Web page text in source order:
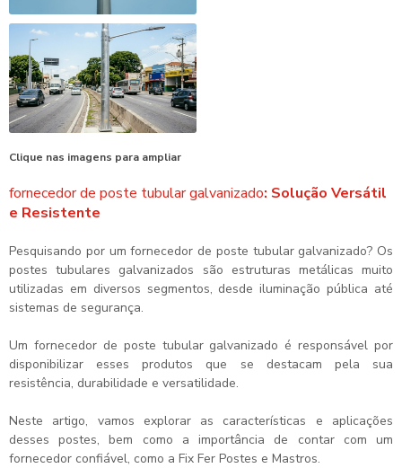
Clique nas imagens para ampliar
fornecedor de poste tubular galvanizado: Solução Versátil
e Resistente
Pesquisando por umfornecedor de poste tubular galvanizado? Os
postes tubulares galvanizados são estruturas metálicas muito
utilizadas em diversos segmentos, desde iluminação pública até
sistemas de segurança.
Um fornecedor de poste tubular galvanizado é responsável por
disponibilizar esses produtos que se destacam pela sua
resistência, durabilidade e versatilidade.
Neste artigo, vamos explorar as características e aplicações
desses postes, bem como a importância de contar com um
fornecedor confiável, como a Fix Fer Postes e Mastros.